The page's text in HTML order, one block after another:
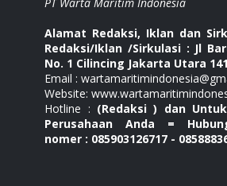
Alamat Redaksi, Iklan dan
Redaksi/Iklan /Sirkulasi : Jl
No. 1 Cilincing Jakarta Utara
Email :
Website:
Hotline : (Redaksi ) dan
Perusahaan Anda =
nomer : 085903126717 -